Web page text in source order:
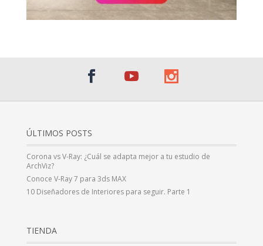
ÚLTIMOS POSTS
Corona vs V-Ray: ¿Cuál se adapta mejor a tu estudio de
ArchViz?
Conoce V-Ray 7 para 3ds MAX
10 Diseñadores de Interiores para seguir. Parte 1
TIENDA